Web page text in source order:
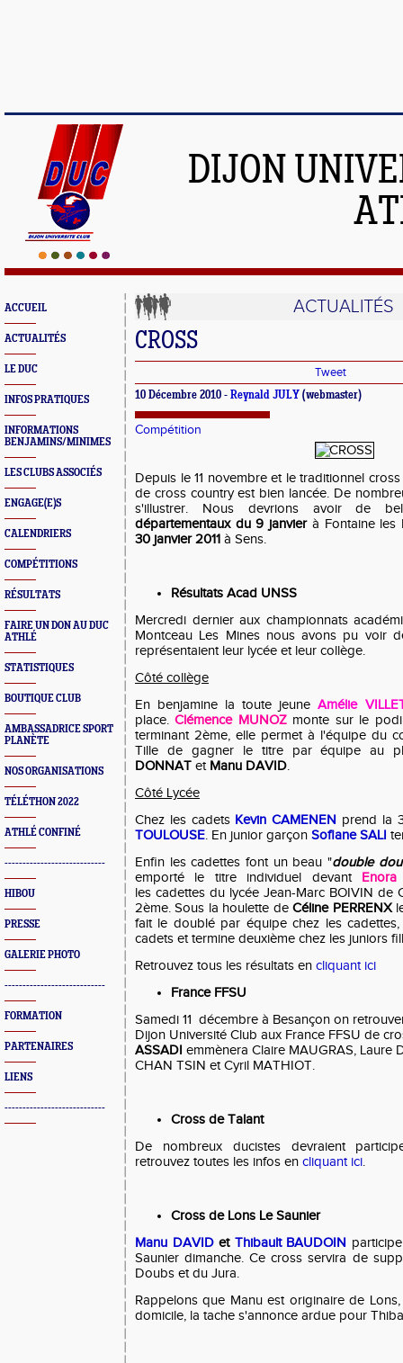
DIJON
ACCUEIL
ACTUALITÉS
LE DUC
INFOS PRATIQUES
INFORMATIONS
BENJAMINS/MINIMES
LES CLUBS ASSOCIÉS
ENGAGE(E)S
CALENDRIERS
COMPÉTITIONS
RÉSULTATS
FAIRE UN DON AU DUC
ATHLÉ
STATISTIQUES
BOUTIQUE CLUB
AMBASSADRICE SPORT
PLANÈTE
NOS ORGANISATIONS
TÉLÉTHON 2022
ATHLÉ CONFINÉ
----------------------------
HIBOU
PRESSE
GALERIE PHOTO
----------------------------
FORMATION
PARTENAIRES
LIENS
----------------------------
ACTUALITÉS
CROSS
Tweet
10 Décembre 2010 - Reynald JULY (webmaster)
Compétition
Depuis le 11 novembre et le traditionnel
de cross country est bien lancée. De
s'illustrer. Nous devrions avoir de
départementaux du 9 janvierà Fontaine les
30 janvier 2011 à Sens.
Résultats Acad UNSS
Mercredi dernier aux championnats
Montceau Les Mines nous avons pu voir
représentaient leur lycée et leur collège.
Côté collège
En benjamine la toute jeuneAmélie
place.Clémence MUNOZ monte sur le
terminant 2ème, elle permet à l'équipe du
Tille de gagner le titre par équipe au
DONNAT et Manu DAVID.
Côté Lycée
Chez les cadets Kevin CAMENEN prend la
TOULOUSE. En junior garçon Sofiane SALI
Enfin les cadettes font un beau "double
emporté le titre individuel devant Enora
les cadettes du lycée Jean-Marc BOIVIN de
2ème. Sous la houlette deCéline PERRENX
fait le doublé par équipe chez les
cadets et termine deuxième chez les juniors
Retrouvez tous les résultats en cliquant ici
France FFSU
Samedi 11 décembre à Besançon on
Dijon Université Club aux France FFSU de
ASSADI emmènera Claire MAUGRAS, Laure
CHAN TSIN et Cyril MATHIOT.
Cross de Talant
De nombreux ducistes devraient
retrouvez toutes les infos en cliquant ici.
Cross de Lons Le Saunier
Manu DAVIDet Thibault BAUDOIN
Saunier dimanche. Ce cross servira de
Doubs et du Jura.
Rappelons que Manu est originaire de
domicile, la tache s'annonce ardue pour